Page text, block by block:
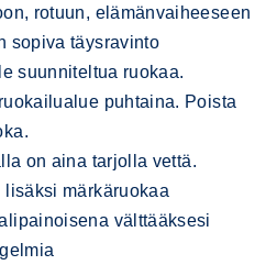
rotuun, elämänvaiheeseen
sopiva täysravinto
suunniteltua ruokaa.
puhtaina. Poista
on aina tarjolla vettä.
märkäruokaa
välttääksesi